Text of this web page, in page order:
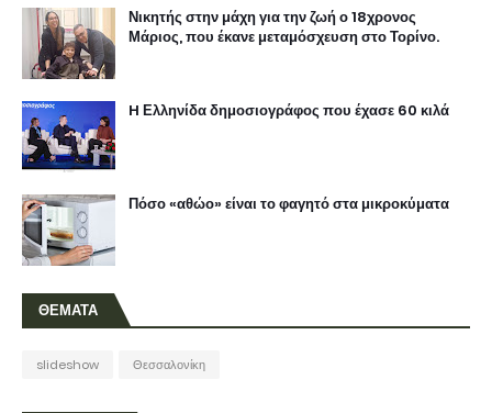
Νικητής στην μάχη για την ζωή ο 18χρονος
Μάριος, που έκανε μεταμόσχευση στο Τορίνο.
H Ελληνίδα δημοσιογράφος που έχασε 60 κιλά
Πόσο «αθώο» είναι το φαγητό στα μικροκύματα
ΘΕΜΑΤΑ
slideshow Θεσσαλονίκη